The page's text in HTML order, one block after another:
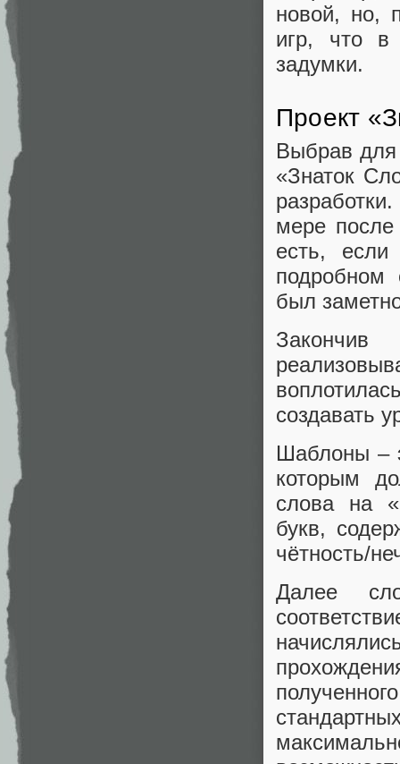
новой, но,
игр, что в
задумки.
Проект
Выбрав для
«Знаток
мере после
есть,
подробном
был
создавать
Шаблоны –
которым
слова на
букв,
чётность/
Далее